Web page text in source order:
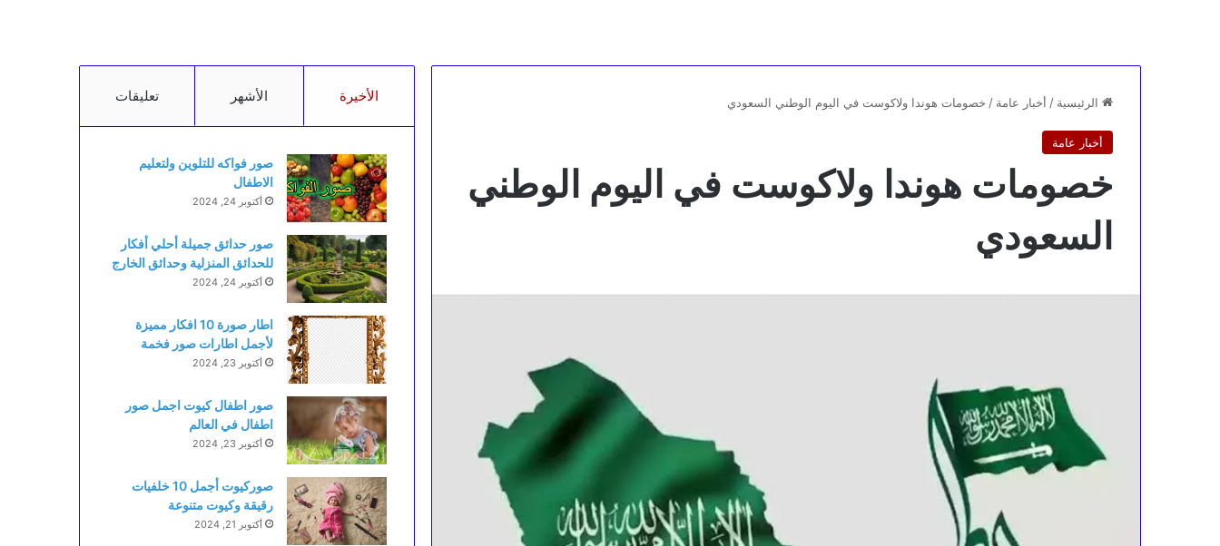
الرئيسية / أخبار عامة / خصومات هوندا ولاكوست في اليوم الوطني السعودي
أخبار عامة
خصومات هوندا ولاكوست في اليوم الوطني
السعودي
الأخيرة الأشهر تعليقات
صور فواكه للتلوين ولتعليم
الاطفال
أكتوبر 24, 2024
صور حدائق جميلة أحلي أفكار
للحدائق المنزلية وحدائق الخارج
أكتوبر 24, 2024
اطار صورة 10 افكار مميزة
لأجمل اطارات صور فخمة
أكتوبر 23, 2024
صور اطفال كيوت اجمل صور
اطفال في العالم
أكتوبر 23, 2024
صوركيوت أجمل 10 خلفيات
رقيقة وكيوت متنوعة
أكتوبر 21, 2024